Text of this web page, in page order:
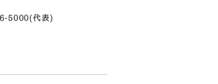
5000(代表)